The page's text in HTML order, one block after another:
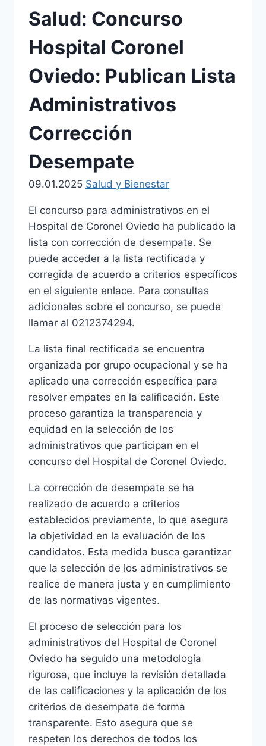
Salud: Concurso
Hospital Coronel
Oviedo: Publican Lista
Administrativos
Corrección
Desempate
09.01.2025 Salud y Bienestar
El concurso para administrativos en el
Hospital de Coronel Oviedo ha publicado la
lista con corrección de desempate. Se
puede acceder a la lista rectificada y
corregida de acuerdo a criterios específicos
en el siguiente enlace. Para consultas
adicionales sobre el concurso, se puede
llamar al 0212374294.
La lista final rectificada se encuentra
organizada por grupo ocupacional y se ha
aplicado una corrección específica para
resolver empates en la calificación. Este
proceso garantiza la transparencia y
equidad en la selección de los
administrativos que participan en el
concurso del Hospital de Coronel Oviedo.
La corrección de desempate se ha
realizado de acuerdo a criterios
establecidos previamente, lo que asegura
la objetividad en la evaluación de los
candidatos. Esta medida busca garantizar
que la selección de los administrativos se
realice de manera justa y en cumplimiento
de las normativas vigentes.
El proceso de selección para los
administrativos del Hospital de Coronel
Oviedo ha seguido una metodología
rigurosa, que incluye la revisión detallada
de las calificaciones y la aplicación de los
criterios de desempate de forma
transparente. Esto asegura que se
respeten los derechos de todos los